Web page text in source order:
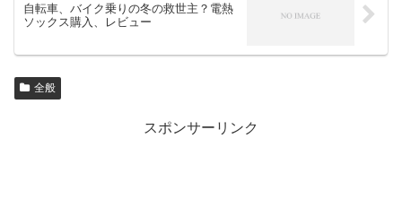
自転車、バイク乗りの冬の救世主？電熱
ソックス購入、レビュー
全般
スポンサーリンク